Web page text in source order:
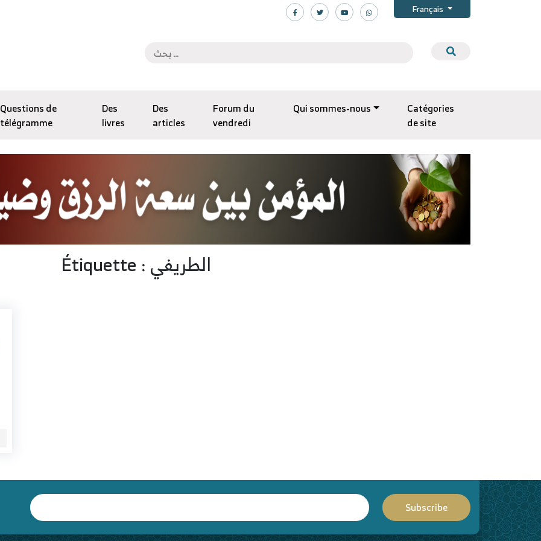
Français
Questions de
télégramme
Des
livres
Des
articles
Forum du
vendredi
Qui sommes-nous
Catégories
de site
Étiquette : الطريفي